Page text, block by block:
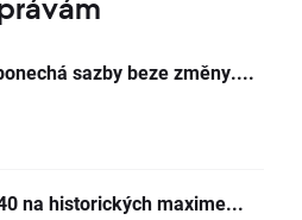
sazby beze změny....
na historických maxime...